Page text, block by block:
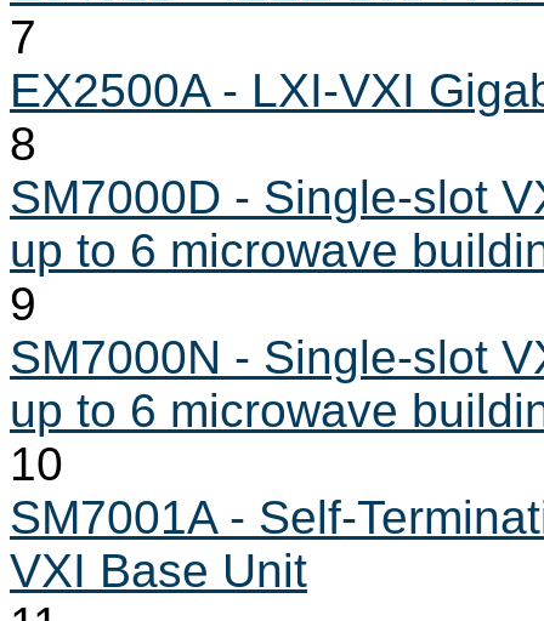
7
EX2500A - LXI-VXI
8
SM7000D - Single-slot
up to 6 microwave
9
SM7000N - Single-slot
up to 6 microwave
10
SM7001A - Self-
VXI Base Unit